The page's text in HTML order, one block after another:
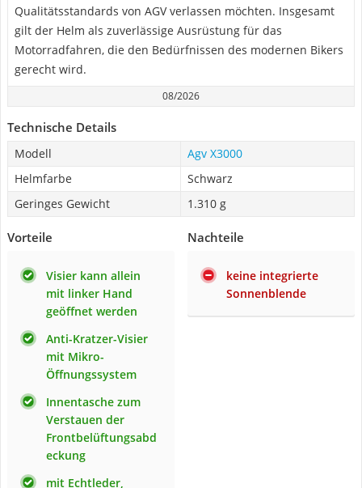
Qualitätsstandards von AGV verlassen möchten. Insgesamt
gilt der Helm als zuverlässige Ausrüstung für das
Motorradfahren, die den Bedürfnissen des modernen Bikers
gerecht wird.
08/2026
Technische Details
Modell
Agv X3000
Helmfarbe
Schwarz
Geringes Gewicht
1.310 g
Vorteile
Visier kann allein
mit linker Hand
geöffnet werden
Anti-Kratzer-Visier
mit Mikro-
Öffnungssystem
Innentasche zum
Verstauen der
Frontbelüftungsabd
eckung
mit Echtleder,
Nachteile
keine integrierte
Sonnenblende